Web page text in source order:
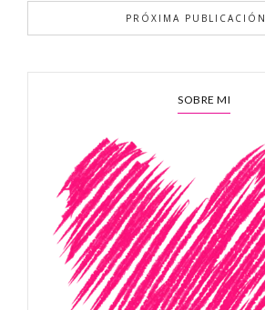
PRÓXIMA PUBLICACIÓN
SOBRE MI